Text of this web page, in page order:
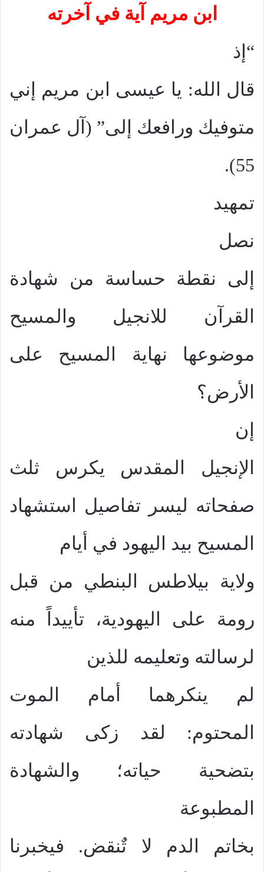
ابن مريم آية في آخرته
“إذ
قال الله: يا عيسى ابن مريم إني
متوفيك ورافعك إلى” (آل عمران
55).
تمهيد
نصل
إلى نقطة حساسة من شهادة
القرآن للانجيل والمسيح
موضوعها نهاية المسيح على
الأرض؟
إن
الإنجيل المقدس يكرس ثلث
صفحاته ليسر تفاصيل استشهاد
المسيح بيد اليهود في أيام
ولاية بيلاطس البنطي من قبل
رومة على اليهودية، تأييداً منه
لرسالته وتعليمه للذين
لم ينكرهما أمام الموت
المحتوم: لقد زكى شهادته
بتضحية حياته؛ والشهادة
المطبوعة
بخاتم الدم لا تٌنقض. فيخبرنا